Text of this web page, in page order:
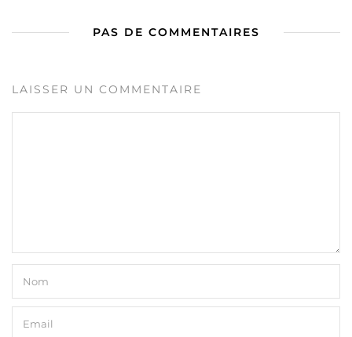
PAS DE COMMENTAIRES
LAISSER UN COMMENTAIRE